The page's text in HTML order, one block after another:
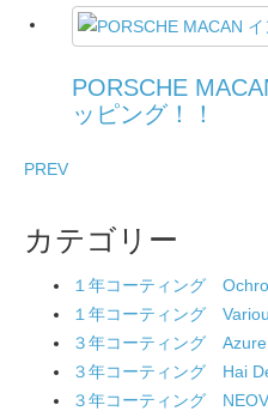
PORSCHE
ッピング！！
PREV
カテゴリー
１年コーティング
１年コーティング
３年コーティング
３年コーティング Hai
３年コーティング